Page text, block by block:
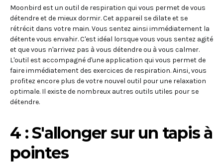
Moonbird est un outil de respiration qui vous permet de vous
détendre et de mieux dormir. Cet appareil se dilate et se
rétrécit dans votre main. Vous sentez ainsi immédiatement la
détente vous envahir. C'est idéal lorsque vous vous sentez agité
et que vous n'arrivez pas à vous détendre ou à vous calmer.
L'outil est accompagné d'une application qui vous permet de
faire immédiatement des exercices de respiration. Ainsi, vous
profitez encore plus de votre nouvel outil pour une relaxation
optimale. Il existe de nombreux autres outils utiles pour se
détendre.
4 : S'allonger sur un tapis à
pointes